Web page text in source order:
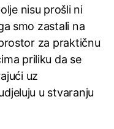
nisu prošli ni
smo zastali na
za praktičnu
priliku da se
uz
u stvaranju